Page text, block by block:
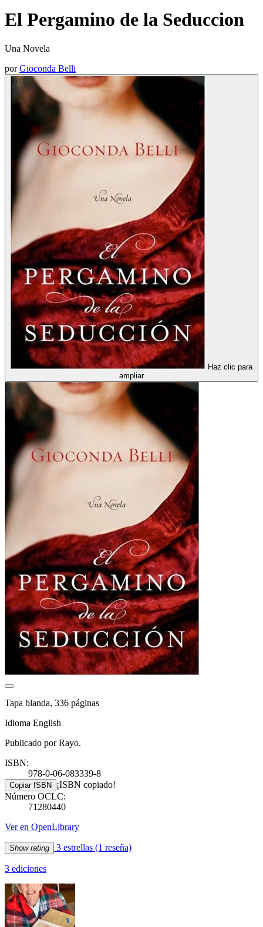
El Pergamino de la Seduccion
Una Novela
porGioconda Belli
Haz clic para
ampliar
Tapa blanda, 336 páginas
Idioma English
Publicado por Rayo.
ISBN:
978-0-06-083339-8
Copiar ISBN ¡ISBN copiado!
Número OCLC:
71280440
Ver en OpenLibrary
Show rating 3 estrellas (1 reseña)
3 ediciones